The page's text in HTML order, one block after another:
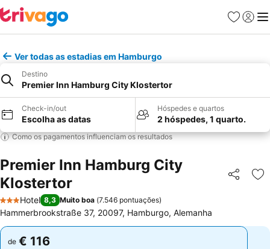
Favoritos
Iniciar
Ver todas as estadias em Hamburgo
Destino
Premier Inn Hamburg City Klostertor
Check-in/out
Escolha as datas
Hóspedes e quartos
2 hóspedes, 1 quarto.
Como os pagamentos influenciam os resultados
Premier Inn Hamburg City
Klostertor
Partilhar
3 Estrelas
Hotel 8,3 Muito boa (7.546 pontuações)
Hammerbrookstraße 37, 20097, Hamburgo, Alemanha
de € 116
de € 116